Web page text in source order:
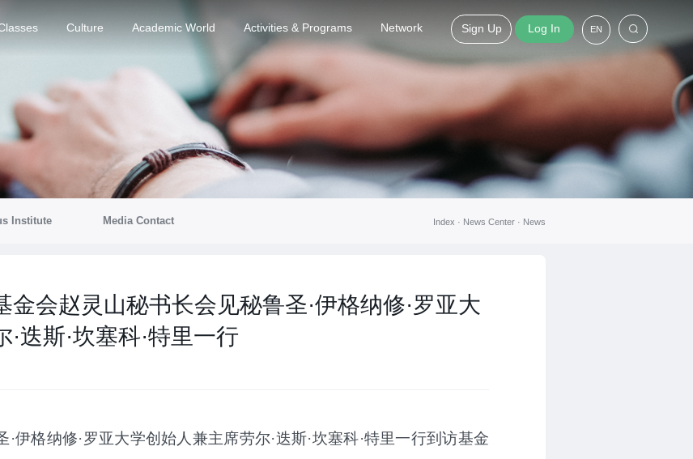
Culture Academic World Activities & Programs Network Sign Up Log In EN
Institute Media Contact Index · News Center · News
金会赵灵山秘书长会见秘鲁圣·伊格纳修·罗亚大
迭斯·坎塞科·特里一行
·伊格纳修·罗亚大学创始人兼主席劳尔·迭斯·坎塞科·特里一行到访基金